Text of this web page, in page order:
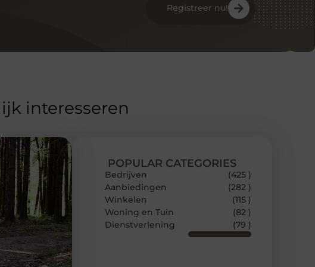
Registreer nu!
interesseren
POPULAR CATEGORIES
Bedrijven
(425 )
Aanbiedingen
(282 )
Winkelen
(115 )
Woning en Tuin
(82 )
Dienstverlening
(79 )